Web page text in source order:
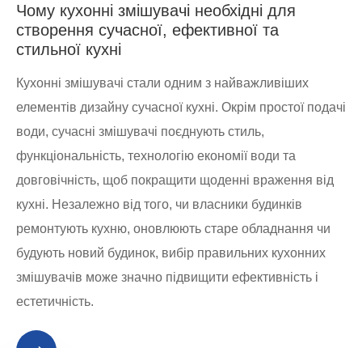
Чому кухонні змішувачі необхідні для
створення сучасної, ефективної та
стильної кухні
Кухонні змішувачі стали одним з найважливіших
елементів дизайну сучасної кухні. Окрім простої подачі
води, сучасні змішувачі поєднують стиль,
функціональність, технологію економії води та
довговічність, щоб покращити щоденні враження від
кухні. Незалежно від того, чи власники будинків
ремонтують кухню, оновлюють старе обладнання чи
будують новий будинок, вибір правильних кухонних
змішувачів може значно підвищити ефективність і
естетичність.